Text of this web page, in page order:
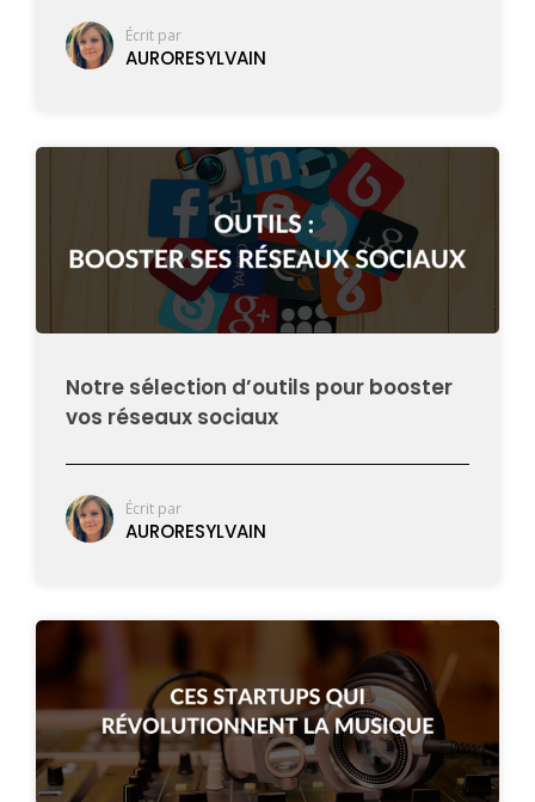
Écrit par
AURORESYLVAIN
Notre sélection d’outils pour booster
vos réseaux sociaux
Écrit par
AURORESYLVAIN